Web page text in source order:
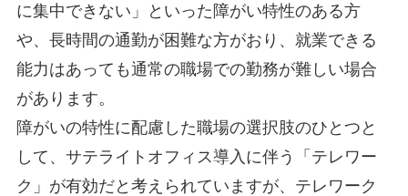
に集中できない」といった障がい特性のある方
や、長時間の通勤が困難な方がおり、就業できる
能力はあっても通常の職場での勤務が難しい場合
があります。
障がいの特性に配慮した職場の選択肢のひとつと
して、サテライトオフィス導入に伴う「テレワー
ク」が有効だと考えられていますが、テレワーク